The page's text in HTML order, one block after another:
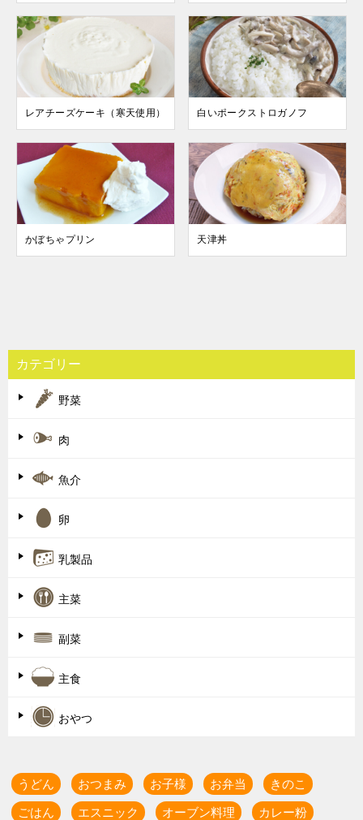
レアチーズケーキ（寒天使用） 白いポークストロガノフ
かぼちゃプリン 天津丼
稿
ナ
ゲ
シ
ョ
カテゴリー
野菜
肉
魚介
卵
乳製品
主菜
副菜
主食
おやつ
うどん おつまみ お子様 お弁当 きのこ
ごはん エスニック オーブン料理 カレー粉